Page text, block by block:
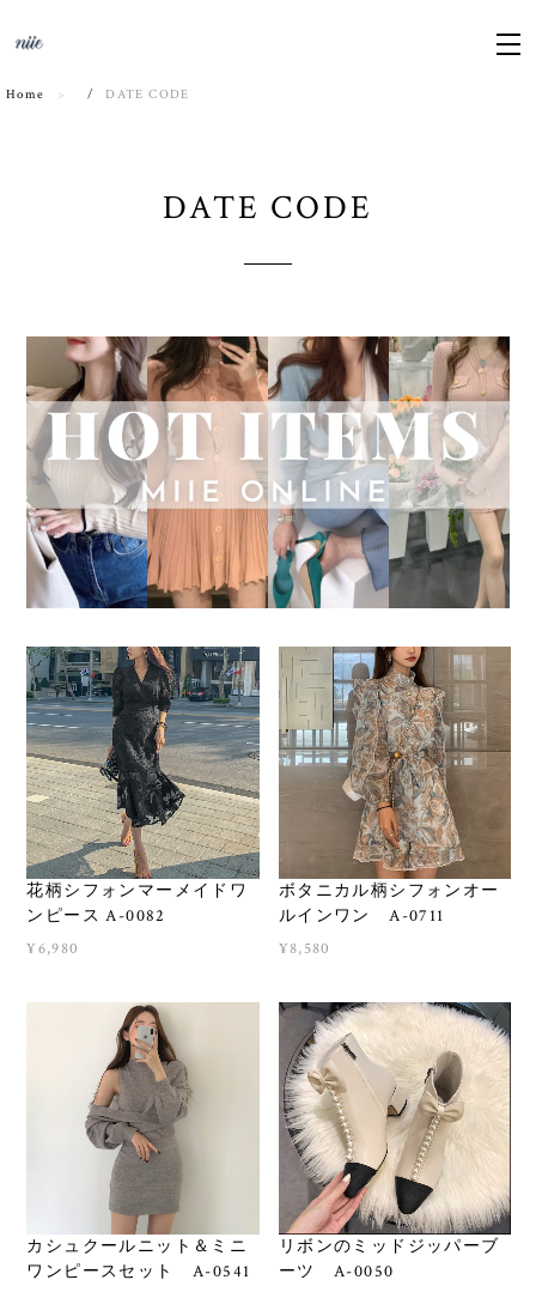
Home DATE CODE
DATE CODE
花柄シフォンマーメイドワ
ンピース A-0082
¥6,980
ボタニカル柄シフォンオー
ルインワン A-0711
¥8,580
カシュクールニット＆ミニ
ワンピースセット A-0541
リボンのミッドジッパーブ
ーツ A-0050